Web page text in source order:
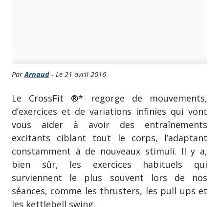
ParArnaud - Le 21 avril 2016
Le CrossFit ®* regorge de mouvements,
d’exercices et de variations infinies qui vont
vous aider à avoir des entraînements
excitants ciblant tout le corps, l’adaptant
constamment à de nouveaux stimuli. Il y a,
bien sûr, les exercices habituels qui
surviennent le plus souvent lors de nos
séances, comme les thrusters, les pull ups et
les kettlebell swing.